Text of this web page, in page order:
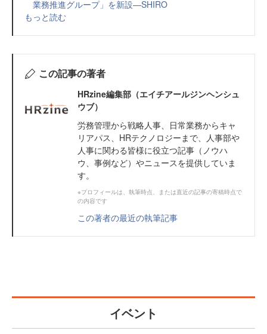
業務推進グループ」を新設—SHIRO
もっと読む
この記事の著者
HRzine編集部（エイチアールジンヘンシュ
ウブ）
労務管理から戦略人事、日常業務からキャ
リアパス、HRテクノロジーまで、人事部や
人事に関わる皆様に役立つ記事（ノウハ
ウ、事例など）やニュースを提供していま
す。
※プロフィールは、執筆時点、または直近の記事の寄稿時点で
の内容です
この著者の最近の執筆記事
イベント